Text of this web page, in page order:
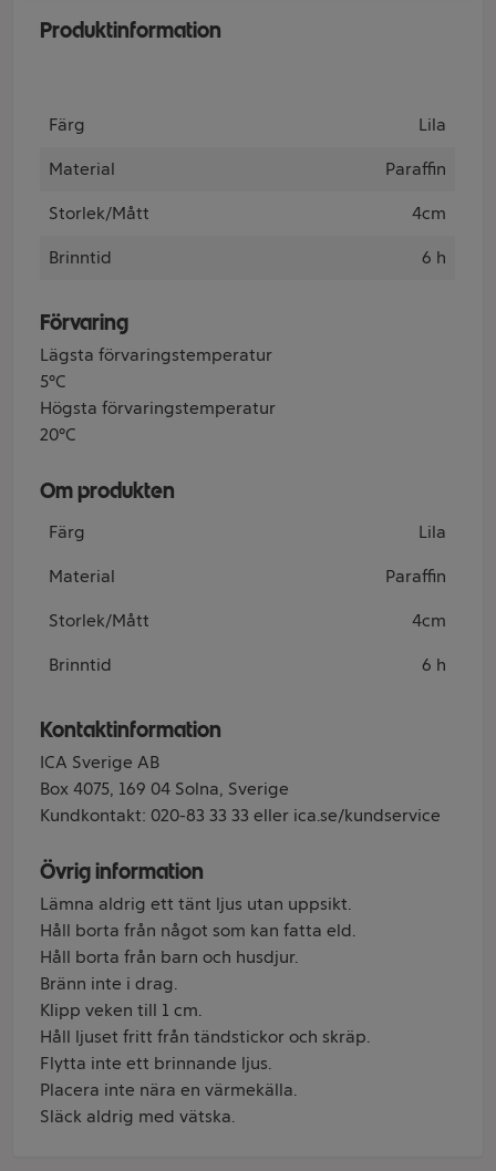
Produktinformation
Färg Lila
Material Paraffin
Storlek/Mått 4cm
Brinntid 6 h
Förvaring
Lägsta förvaringstemperatur
5°C
Högsta förvaringstemperatur
20°C
Om produkten
Färg Lila
Material Paraffin
Storlek/Mått 4cm
Brinntid 6 h
Kontaktinformation
ICA Sverige AB
Box 4075, 169 04 Solna, Sverige
Kundkontakt: 020-83 33 33 eller ica.se/kundservice
Övrig information
Lämna aldrig ett tänt ljus utan uppsikt.
Håll borta från något som kan fatta eld.
Håll borta från barn och husdjur.
Bränn inte i drag.
Klipp veken till 1 cm.
Håll ljuset fritt från tändstickor och skräp.
Flytta inte ett brinnande ljus.
Placera inte nära en värmekälla.
Släck aldrig med vätska.